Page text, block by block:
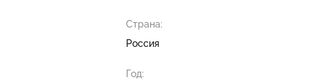
Страна:
Россия
Год: